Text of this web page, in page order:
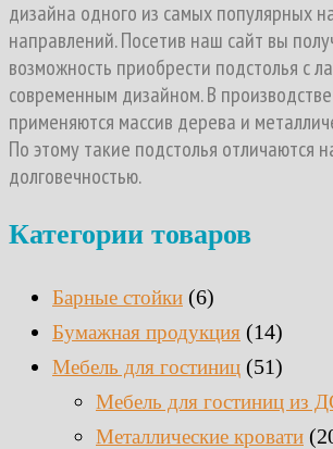
дизайна одного из самых популярных
направлений. Посетив наш сайт вы
возможность приобрести подстолья с
современным дизайном. В
применяются массив дерева и
По этому такие подстолья отличаются
долговечностью.
Категории товаров
Барные стойки (6)
Бумажная продукция (14)
Мебель для гостиниц (51)
Мебель для гостиниц из
Металлические кровати